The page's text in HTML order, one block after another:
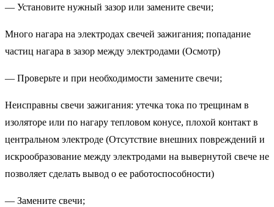
— Установите нужный зазор или замените свечи;
Много нагара на электродах свечей зажигания; попадание
частиц нагара в зазор между электродами (Осмотр)
— Проверьте и при необходимости замените свечи;
Неисправны свечи зажигания: утечка тока по трещинам в
изоляторе или по нагару тепловом конусе, плохой контакт в
центральном электроде (Отсутствие внешних повреждений и
искрообразование между электродами на вывернутой свече не
позволяет сделать вывод о ее работоспособности)
— Замените свечи;